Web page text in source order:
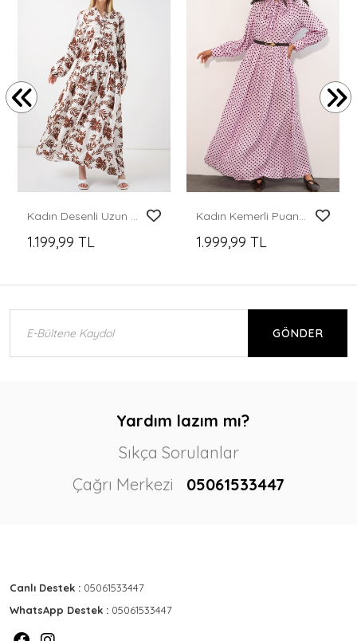
Kadın Desenli Uzun Tesettür Elbise 2585 - Taba
1.199,99 TL
Kadın Kemerli Puantiyeli Tesettür Elbise 2613 - Pembe
1.999,99 TL
GÖNDER
Yardım lazım mı?
Sıkça Sorulanlar
Çağrı Merkezi
05061533447
Canlı Destek : 05061533447
WhatsApp Destek : 05061533447